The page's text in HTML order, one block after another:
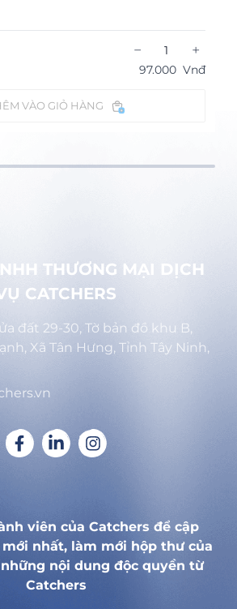
− +
97.000 Vnđ
VÀO GIỎ HÀNG
THƯƠNG MẠI DỊCH
CATCHERS
đất 29-30, Tờ bản đồ khu B,
Xã Tân Hưng, Tỉnh Tây Ninh,
viên của Catchers để cập
nhất, làm mới hộp thư của
nội dung độc quyền từ
Catchers